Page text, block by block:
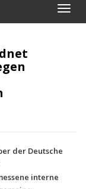
der Deutsche
interne